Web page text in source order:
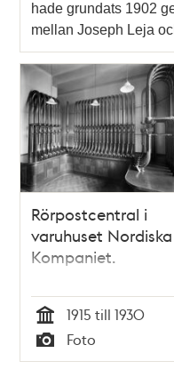
hade grundats 1902
mellan Joseph Leja
Rörpostcentral i
varuhuset Nordiska
Kompaniet.
Tid
1915 till 1930
Typ
Foto